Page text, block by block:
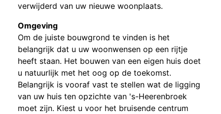
verwijderd van uw nieuwe woonplaats.
Omgeving
Om de juiste bouwgrond te vinden is het
belangrijk dat u uw woonwensen op een rijtje
heeft staan. Het bouwen van een eigen huis doet
u natuurlijk met het oog op de toekomst.
Belangrijk is vooraf vast te stellen wat de ligging
van uw huis ten opzichte van 's-Heerenbroek
moet zijn. Kiest u voor het bruisende centrum